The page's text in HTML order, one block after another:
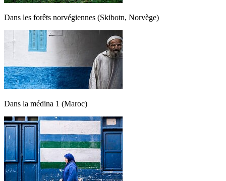
Dans les forêts norvégiennes (Skibotn, Norvège)
Dans la médina 1 (Maroc)